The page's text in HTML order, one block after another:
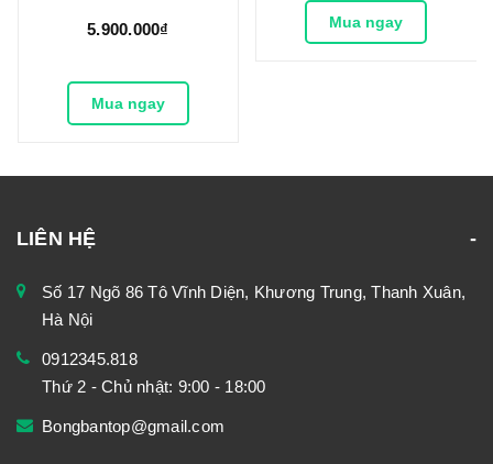
5.900.000₫
Mua ngay
Mua ngay
LIÊN HỆ
Số 17 Ngõ 86 Tô Vĩnh Diện, Khương Trung, Thanh Xuân,
Hà Nội
0912345.818
Thứ 2 - Chủ nhật: 9:00 - 18:00
Bongbantop@gmail.com